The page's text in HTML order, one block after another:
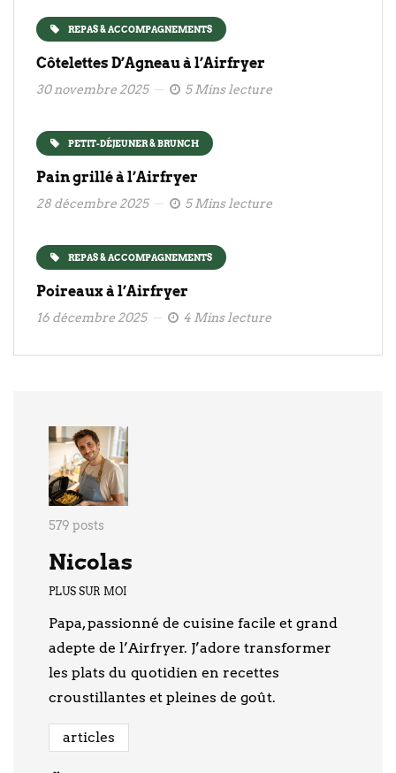
REPAS & ACCOMPAGNEMENTS
Côtelettes D’Agneau à l’Airfryer
30 novembre 2025 5 Mins lecture
PETIT-DÉJEUNER & BRUNCH
Pain grillé à l’Airfryer
28 décembre 2025 5 Mins lecture
REPAS & ACCOMPAGNEMENTS
Poireaux à l’Airfryer
16 décembre 2025 4 Mins lecture
579 posts
Nicolas
PLUS SUR MOI
Papa, passionné de cuisine facile et grand
adepte de l’Airfryer. J’adore transformer
les plats du quotidien en recettes
croustillantes et pleines de goût.
articles